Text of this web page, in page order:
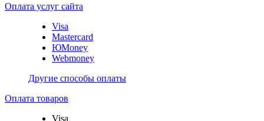
Оплата услуг сайта
Visa
Mastercard
ЮMoney
Webmoney
Другие способы оплаты
Оплата товаров
Visa